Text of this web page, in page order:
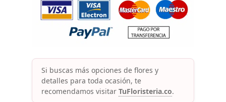
Si buscas más opciones de flores y
detalles para toda ocasión, te
recomendamos visitar TuFloristeria.co.